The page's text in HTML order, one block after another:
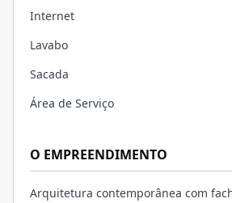
Internet
Lavabo
Sacada
Área de Serviço
O EMPREENDIMENTO
Arquitetura contemporânea com